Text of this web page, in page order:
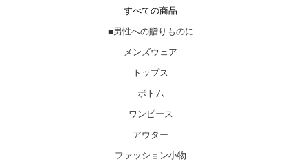
すべての商品
■男性への贈りものに
メンズウェア
トップス
ボトム
ワンピース
アウター
ファッション小物